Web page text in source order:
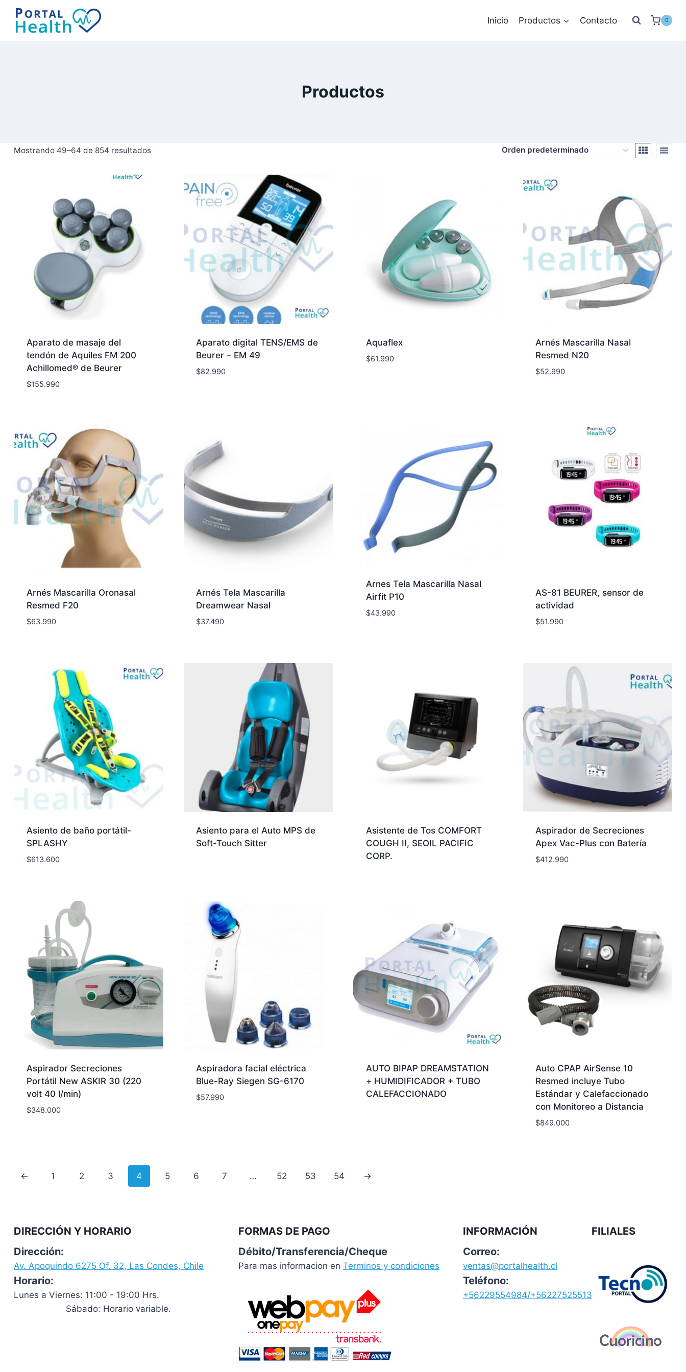
Saltar
contenido
Inicio Productos Contacto 0
Productos
Mostrando 49–64 de 854 resultados
Aparato de masaje del
tendón de Aquiles FM 200
Achillomed® de Beurer
$155.990
Aparato digital TENS/EMS de
Beurer – EM 49
$82.990
Aquaflex
$61.990
Arnés Mascarilla Nasal
Resmed N20
$52.990
Arnés Mascarilla Oronasal
Resmed F20
$63.990
Arnés Tela Mascarilla
Dreamwear Nasal
$37.490
Arnes Tela Mascarilla Nasal
Airfit P10
$43.990
AS-81 BEURER, sensor de
actividad
$51.990
Asiento de baño portátil-
SPLASHY
$613.600
Asiento para el Auto MPS de
Soft-Touch Sitter
Asistente de Tos COMFORT
COUGH II, SEOIL PACIFIC
CORP.
Aspirador de Secreciones
Apex Vac-Plus con Batería
$412.990
Aspirador Secreciones
Portátil New ASKIR 30 (220
volt 40 l/min)
$348.000
Aspiradora facial eléctrica
Blue-Ray Siegen SG-6170
$57.990
AUTO BIPAP DREAMSTATION
+ HUMIDIFICADOR + TUBO
CALEFACCIONADO
Auto CPAP AirSense 10
Resmed incluye Tubo
Estándar y Calefaccionado
con Monitoreo a Distancia
$849.000
← 1 2 3 4 5 6 7 … 52 53 54 →
DIRECCIÓN Y HORARIO
Dirección:
Av. Apoquindo 6275 Of. 32, Las Condes, Chile
Horario:
Lunes a Viernes: 11:00 - 19:00 Hrs.
Sábado: Horario variable.
FORMAS DE PAGO
Débito/Transferencia/Cheque
Para mas informacion en Terminos y condiciones
INFORMACIÓN
Correo:
ventas@portalhealth.cl
Teléfono:
+56229554984/+56227525513
FILIALES